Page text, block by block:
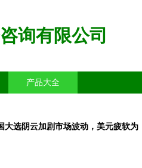
询有限公司
产品大全
大选阴云加剧市场波动，美元疲软为